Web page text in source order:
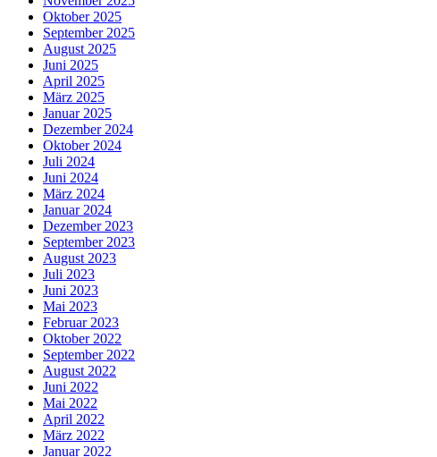
Oktober 2025
September 2025
August 2025
Juni 2025
April 2025
März 2025
Januar 2025
Dezember 2024
Oktober 2024
Juli 2024
Juni 2024
März 2024
Januar 2024
Dezember 2023
September 2023
August 2023
Juli 2023
Juni 2023
Mai 2023
Februar 2023
Oktober 2022
September 2022
August 2022
Juni 2022
Mai 2022
April 2022
März 2022
Januar 2022